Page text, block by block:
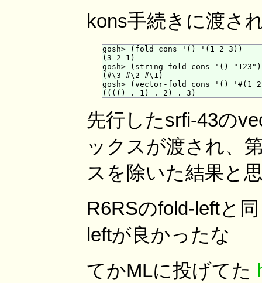
kons手続きに渡さ
gosh> (fold cons '() '(1 2 3))
(3 2 1)
gosh> (string-fold cons '() "123")
(#\3 #\2 #\1)
gosh> (vector-fold cons '() '#(1
先行したsrfi-43の
ックスが渡され、
スを除いた結果と
R6RSのfold-leftと
leftが良かったな
てかMLに投げてた